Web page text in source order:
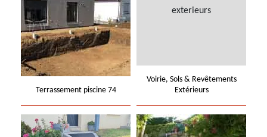
Terrassement piscine 74
Voirie, Sols & Revêtements
Extérieurs